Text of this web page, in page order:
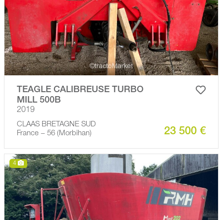
TEAGLE CALIBREUSE TURBO
MILL 500B
2019
CLAAS BRETAGNE SUD
France − 56 (Morbihan)
23 500 €
4